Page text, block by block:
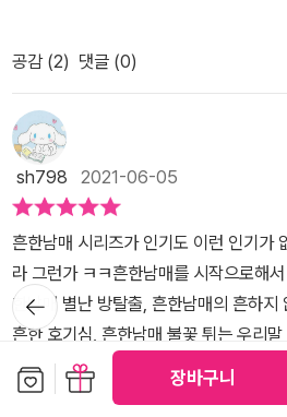
장바구니
이라 그런가 보다 했지만막내가 대답을
서 '엄마, 오기 전에 <흔한 남매 과학 탐
거기서 다 읽은 내용들이라 대답을 할
생님께서 수업태도도 좋고, 대답도 잘한
흔한남매 과학탐험대>덕분이었군요!​이
고 갈걸~~~1. 아름다운 밤하늘2. 우주
끝이 없는 우주​으뜸이와 에이미가 수상
나'우주'에 대해 배워가며 모험을 하는
뜸이와 에이미 이야기를 했었는지우연
한 남매>보보가 너무 좋아해서 온 가족
아할 만 하더라고요~ㅎㅎ​지난 생일날
다고 해서 사줬는데<흔한남매 과학탐험
게 최고로 좋아하는 책이 되었답니다.
공감 (2) 댓글 (0)
sh798 2021-06-05
흔한남매 시리즈가 인기도 이런 인기가
라 그런가 ㅋㅋ흔한남매를 시작으로해서
한남매 별난 방탈출, 흔한남매의 흔하지
흔한 호기심, 흔한남매 불꽃 튀는 우리
악이론 ,흔한남매의 흔하지 않은 바이엘
이름 공부, 흔한남매 대탈출! 주사위 게
뒤로가
기